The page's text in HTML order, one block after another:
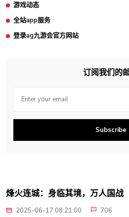
游戏动态
全站app服务
登录ag九游会官方网站
订阅我们的
Subscribe
烽火连城：身临其境，万人国战
2025-06-17 08:21:00
706